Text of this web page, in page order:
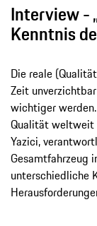
Interview -
Kenntnis
Die reale
Zeit
wichtiger
Qualität weltweit
Yazici,
Gesamtfahrzeug
unterschiedliche